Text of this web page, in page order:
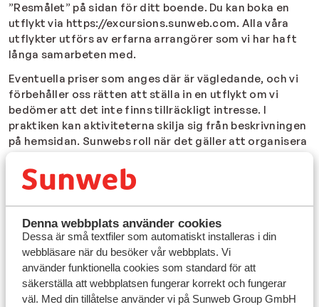
Denna webbplats använder cookies
Dessa är små textfiler som automatiskt installeras i din
webbläsare när du besöker vår webbplats. Vi
använder funktionella cookies som standard för att
säkerställa att webbplatsen fungerar korrekt och fungerar
väl. Med din tillåtelse använder vi på Sunweb Group GmbH
”Resmålet” på sidan för ditt boende. Du kan boka en
utflykt via https://excursions.sunweb.com. Alla våra
utflykter utförs av erfarna arrangörer som vi har haft
långa samarbeten med.
Eventuella priser som anges där är vägledande, och vi
förbehåller oss rätten att ställa in en utflykt om vi
bedömer att det inte finns tillräckligt intresse. I
praktiken kan aktiviteterna skilja sig från beskrivningen
på hemsidan. Sunwebs roll när det gäller att organisera
aldrig hållas ansvarig för skada som uppstår under eller
genom deltagande i en utflykt.
Tillbaka